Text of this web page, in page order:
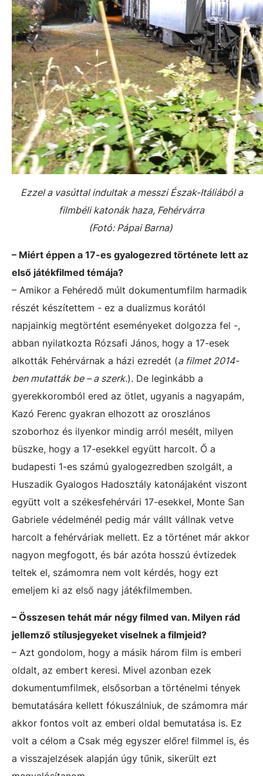
Ezzel a vasúttal indultak a messzi Észak-Itáliából a
filmbéli katonák haza, Fehérvárra
(Fotó: Pápai Barna)
– Miért éppen a 17-es gyalogezred története lett az
első játékfilmed témája?
– Amikor a Fehéredő múlt dokumentumfilm harmadik
részét készítettem - ez a dualizmus korától
napjainkig megtörtént eseményeket dolgozza fel -,
abban nyilatkozta Rózsafi János, hogy a 17-esek
alkották Fehérvárnak a házi ezredét (a filmet 2014-
ben mutatták be – a szerk.). De leginkább a
gyerekkoromból ered az ötlet, ugyanis a nagyapám,
Kazó Ferenc gyakran elhozott az oroszlános
szoborhoz és ilyenkor mindig arról mesélt, milyen
büszke, hogy a 17-esekkel együtt harcolt. Ő a
budapesti 1-es számú gyalogezredben szolgált, a
Huszadik Gyalogos Hadosztály katonájaként viszont
együtt volt a székesfehérvári 17-esekkel, Monte San
Gabriele védelménél pedig már vállt vállnak vetve
harcolt a fehérváriak mellett. Ez a történet már akkor
nagyon megfogott, és bár azóta hosszú évtizedek
teltek el, számomra nem volt kérdés, hogy ezt
emeljem ki az első nagy játékfilmemben.
– Összesen tehát már négy filmed van. Milyen rád
jellemző stílusjegyeket viselnek a filmjeid?
– Azt gondolom, hogy a másik három film is emberi
oldalt, az embert keresi. Mivel azonban ezek
dokumentumfilmek, elsősorban a történelmi tények
bemutatására kellett fókuszálniuk, de számomra már
akkor fontos volt az emberi oldal bemutatása is. Ez
volt a célom a Csak még egyszer előre! filmmel is, és
a visszajelzések alapján úgy tűnik, sikerült ezt